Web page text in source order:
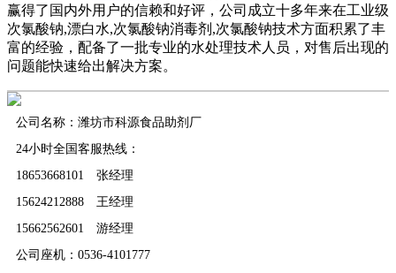
赢得了国内外用户的信赖和好评，公司成立十多年来在工业级
次氯酸钠,漂白水,次氯酸钠消毒剂,次氯酸钠技术方面积累了丰
富的经验，配备了一批专业的水处理技术人员，对售后出现的
问题能快速给出解决方案。
公司名称：潍坊市科源食品助剂厂
24小时全国客服热线：
18653668101 张经理
15624212888 王经理
15662562601 游经理
公司座机：0536-4101777